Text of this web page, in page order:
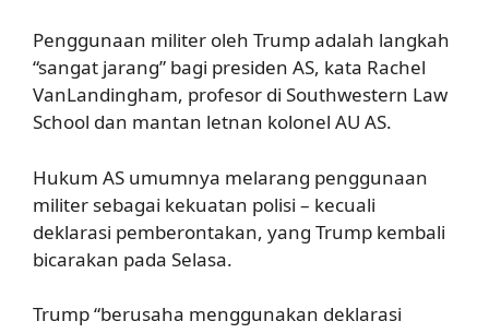
Penggunaan militer oleh Trump adalah langkah
“sangat jarang” bagi presiden AS, kata Rachel
VanLandingham, profesor di Southwestern Law
School dan mantan letnan kolonel AU AS.
Hukum AS umumnya melarang penggunaan
militer sebagai kekuatan polisi – kecuali
deklarasi pemberontakan, yang Trump kembali
bicarakan pada Selasa.
Trump “berusaha menggunakan deklarasi